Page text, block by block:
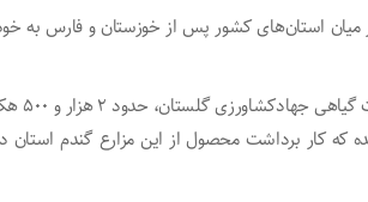
میان استان‌های کشور پس از خوزستان و فارس به
براساس گزارش
که کار برداشت محصول از این مزارع گندم استان